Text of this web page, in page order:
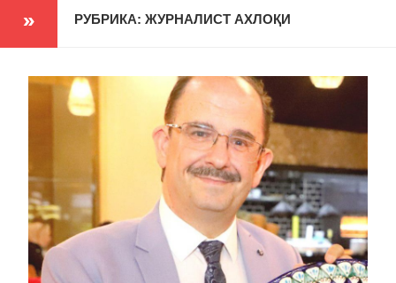
РУБРИКА: ЖУРНАЛИСТ АХЛОҚИ